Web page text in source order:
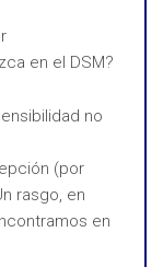
en el DSM?
no
(por
rasgo, en
en